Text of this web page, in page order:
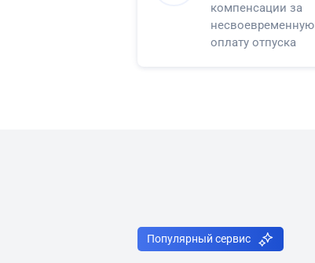
компенсации за
несвоевременную
оплату отпуска
Популярный сервис